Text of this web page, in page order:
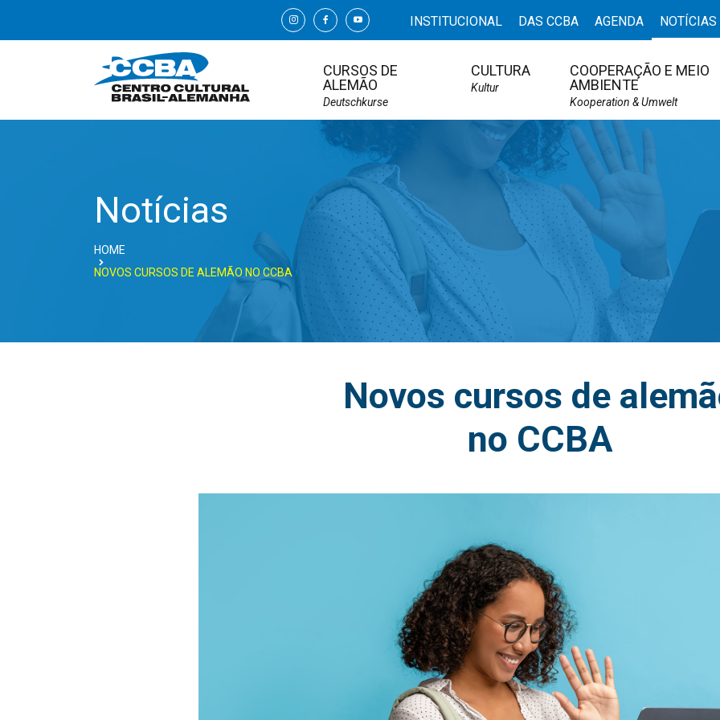
INSTITUCIONAL DAS CCBA AGENDA NOTÍCIAS
CURSOS DE
ALEMÃO
Deutschkurse
CULTURA
Kultur
COOPERAÇÃO E MEIO
AMBIENTE
Kooperation & Umwelt
Notícias
HOME
NOVOS CURSOS DE ALEMÃO NO CCBA
Novos cursos de
no CCBA